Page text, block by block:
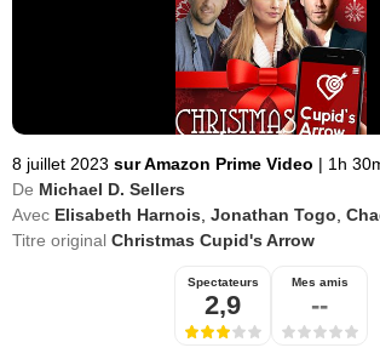
8 juillet 2023 sur Amazon Prime Video | 1h
De Michael D. Sellers
Avec Elisabeth Harnois Jonathan Togo
Titre original Christmas Cupid's Arrow
Spectateurs
2,9
Mes amis
--